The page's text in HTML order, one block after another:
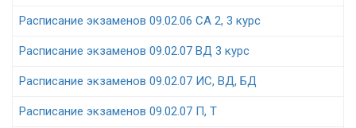
Расписание экзаменов 09.02.06 СА 2, 3 курс
Расписание экзаменов 09.02.07 ВД 3 курс
Расписание экзаменов 09.02.07 ИС, ВД, БД
Расписание экзаменов 09.02.07 П, Т